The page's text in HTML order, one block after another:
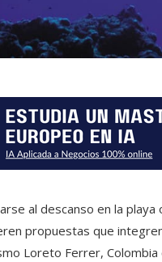
al descanso en la
propuestas que
Loreto Ferrer,